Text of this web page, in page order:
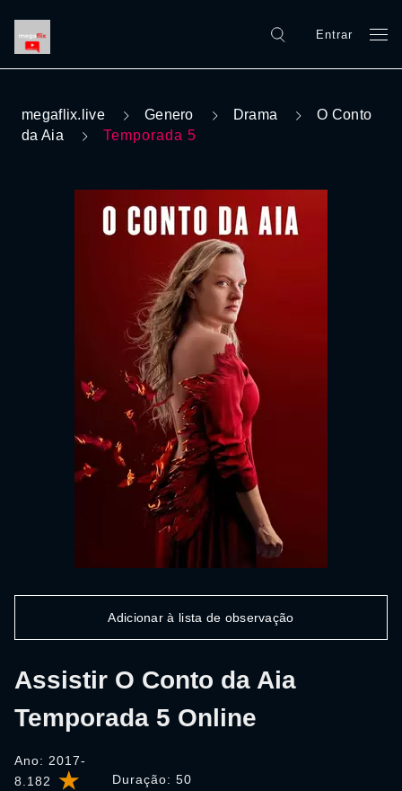
Entrar
megaflix.live Genero Drama
O Conto
da Aia
Temporada 5
8.182 Duração: 50
Assistir O Conto da Aia
Temporada 5 Online
Ano: 2017-
Adicionar à lista de observação